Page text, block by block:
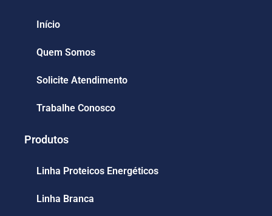
Início
Quem Somos
Solicite Atendimento
Trabalhe Conosco
Produtos
Linha Proteicos Energéticos
Linha Branca